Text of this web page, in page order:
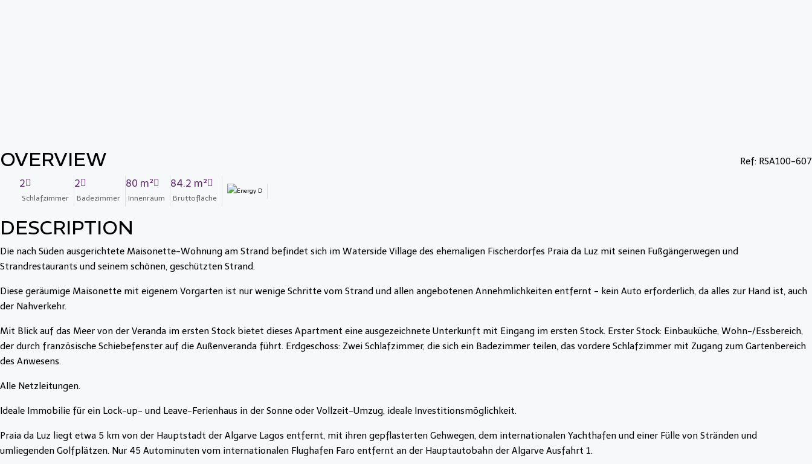
OVERVIEW Ref: RSA100-607
2
Schlafzimmer
2
Badezimmer
80 m²
Innenraum
84.2 m²
Bruttofläche
DESCRIPTION
Die nach Süden ausgerichtete Maisonette-Wohnung am Strand befindet sich im Waterside Village des ehemaligen Fischerdorfes Praia da Luz mit seinen Fußgängerwegen und
Strandrestaurants und seinem schönen, geschützten Strand.
Diese geräumige Maisonette mit eigenem Vorgarten ist nur wenige Schritte vom Strand und allen angebotenen Annehmlichkeiten entfernt - kein Auto erforderlich, da alles zur Hand ist, auch
der Nahverkehr.
Mit Blick auf das Meer von der Veranda im ersten Stock bietet dieses Apartment eine ausgezeichnete Unterkunft mit Eingang im ersten Stock. Erster Stock: Einbauküche, Wohn-/Essbereich,
der durch französische Schiebefenster auf die Außenveranda führt. Erdgeschoss: Zwei Schlafzimmer, die sich ein Badezimmer teilen, das vordere Schlafzimmer mit Zugang zum Gartenbereich
des Anwesens.
Alle Netzleitungen.
Ideale Immobilie für ein Lock-up- und Leave-Ferienhaus in der Sonne oder Vollzeit-Umzug, ideale Investitionsmöglichkeit.
Praia da Luz liegt etwa 5 km von der Hauptstadt der Algarve Lagos entfernt, mit ihren gepflasterten Gehwegen, dem internationalen Yachthafen und einer Fülle von Stränden und
umliegenden Golfplätzen. Nur 45 Autominuten vom internationalen Flughafen Faro entfernt an der Hauptautobahn der Algarve Ausfahrt 1.